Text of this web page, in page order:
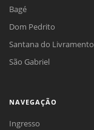
Bagé
Dom Pedrito
Santana do Livramento
São Gabriel
NAVEGAÇÃO
Ingresso